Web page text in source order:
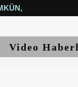
YETER...
Video